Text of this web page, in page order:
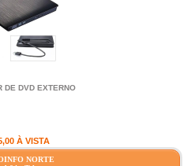
DE DVD EXTERNO
À VISTA
NORTE